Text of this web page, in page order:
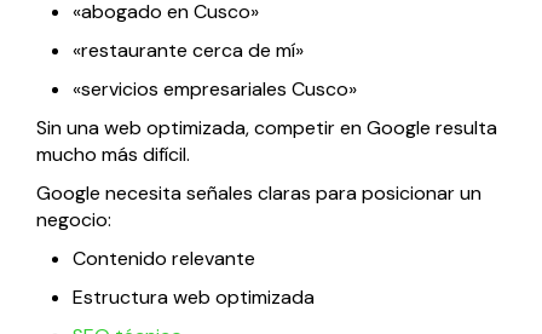
«abogado en Cusco»
«restaurante cerca de mí»
«servicios empresariales Cusco»
Sin una web optimizada, competir en Google resulta
mucho más difícil.
Google necesita señales claras para posicionar un
negocio:
Contenido relevante
Estructura web optimizada